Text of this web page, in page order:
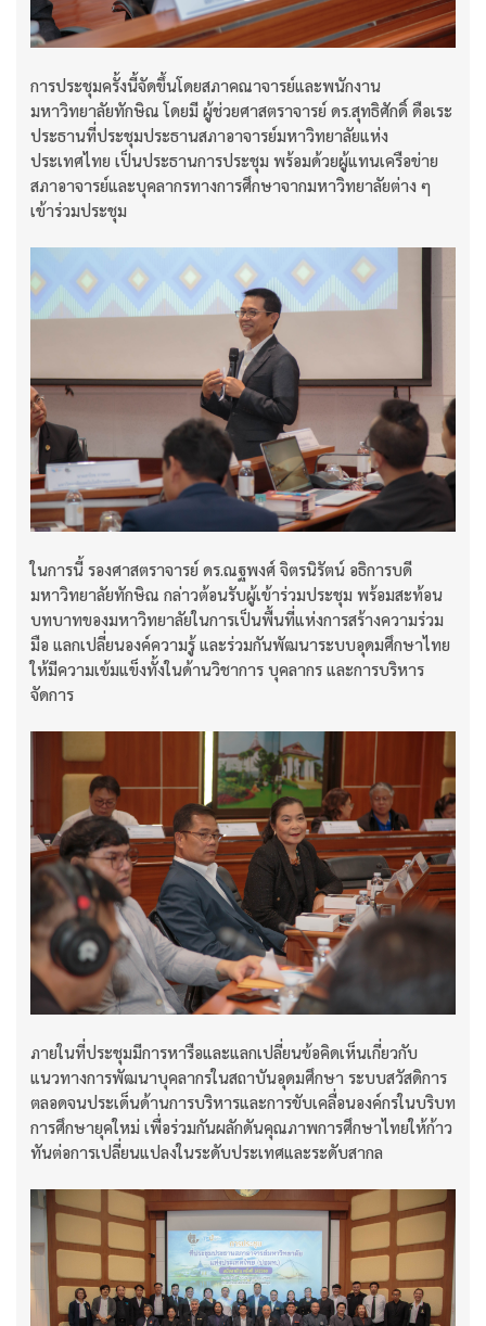
การประชุมครั้งนี้จัดขึ้นโดยสภาคณาจารย์และพนักงาน
มหาวิทยาลัยทักษิณ โดยมี ผู้ช่วยศาสตราจารย์ ดร.สุทธิศักดิ์ ดือเระ
ประธานที่ประชุมประธานสภาอาจารย์มหาวิทยาลัยแห่ง
ประเทศไทย เป็นประธานการประชุม พร้อมด้วยผู้แทนเครือข่าย
สภาอาจารย์และบุคลากรทางการศึกษาจากมหาวิทยาลัยต่าง ๆ
เข้าร่วมประชุม
ในการนี้ รองศาสตราจารย์ ดร.ณฐพงศ์ จิตรนิรัตน์ อธิการบดี
มหาวิทยาลัยทักษิณ กล่าวต้อนรับผู้เข้าร่วมประชุม พร้อมสะท้อน
บทบาทของมหาวิทยาลัยในการเป็นพื้นที่แห่งการสร้างความร่วม
มือ แลกเปลี่ยนองค์ความรู้ และร่วมกันพัฒนาระบบอุดมศึกษาไทย
ให้มีความเข้มแข็งทั้งในด้านวิชาการ บุคลากร และการบริหาร
จัดการ
ภายในที่ประชุมมีการหารือและแลกเปลี่ยนข้อคิดเห็นเกี่ยวกับ
แนวทางการพัฒนาบุคลากรในสถาบันอุดมศึกษา ระบบสวัสดิการ
ตลอดจนประเด็นด้านการบริหารและการขับเคลื่อนองค์กรในบริบท
การศึกษายุคใหม่ เพื่อร่วมกันผลักดันคุณภาพการศึกษาไทยให้ก้าว
ทันต่อการเปลี่ยนแปลงในระดับประเทศและระดับสากล